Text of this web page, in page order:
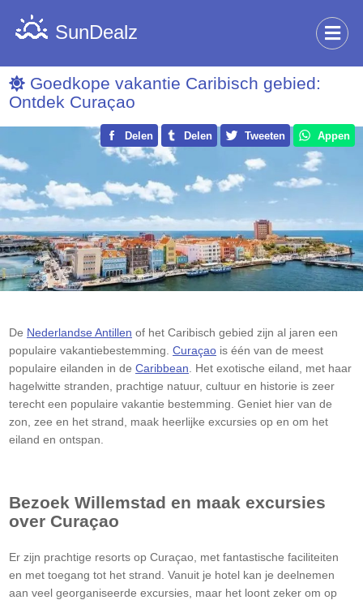
SunDealz
Goedkope vakantie Caribisch gebied:
Ontdek Curaçao
Delen Delen Tweeten Appen
De Nederlandse Antillen of het Caribisch gebied zijn al jaren een
populaire vakantiebestemming. Curaçao is één van de meest
populaire eilanden in de Caribbean . Het exotische eiland, met haar
hagelwitte stranden, prachtige natuur, cultuur en historie is zeer
terecht een populaire vakantie bestemming. Geniet hier van de
zon, zee en het strand, maak heerlijke excursies op en om het
eiland en ontspan.
Bezoek Willemstad en maak excursies
over Curaçao
Er zijn prachtige resorts op Curaçao, met fantastische faciliteiten
en met toegang tot het strand. Vanuit je hotel kan je deelnemen
aan veel georganiseerde excursies, maar het loont zeker om op